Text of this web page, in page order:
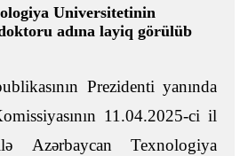
Universitetinin
adına layiq görülüb
Prezidenti yanında
11.04.2025-ci il
Azərbaycan Texnologiya